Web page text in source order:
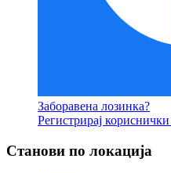
Заборавена лозинка?
Регистрирај
Станови по локација